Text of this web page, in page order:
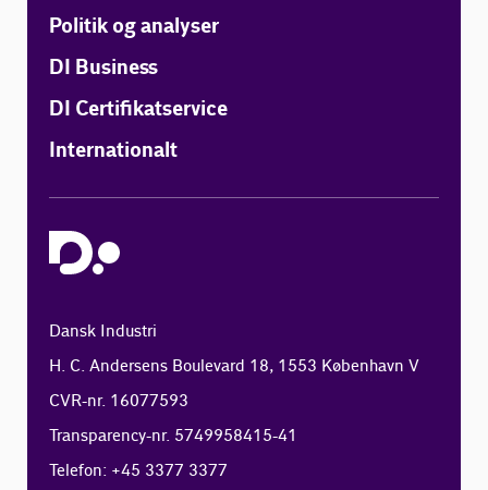
Politik og analyser
DI Business
DI Certifikatservice
Internationalt
Dansk Industri
H. C. Andersens Boulevard 18, 1553 København V
CVR-nr. 16077593
Transparency-nr. 5749958415-41
Telefon: +45 3377 3377